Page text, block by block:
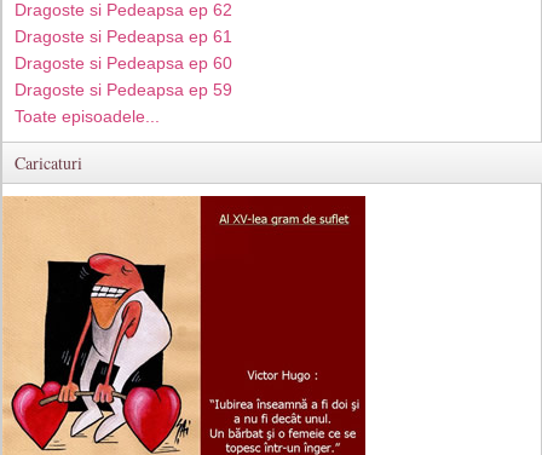
Dragoste si Pedeapsa ep 62
Dragoste si Pedeapsa ep 61
Dragoste si Pedeapsa ep 60
Dragoste si Pedeapsa ep 59
Toate episoadele...
Caricaturi